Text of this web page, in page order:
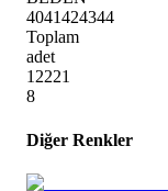
4041424344
Toplam
adet
12221
8
Diğer Renkler